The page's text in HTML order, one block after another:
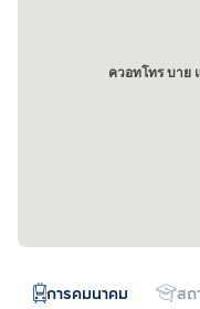
ควอทโทร บาย
การคมนาคม สถ